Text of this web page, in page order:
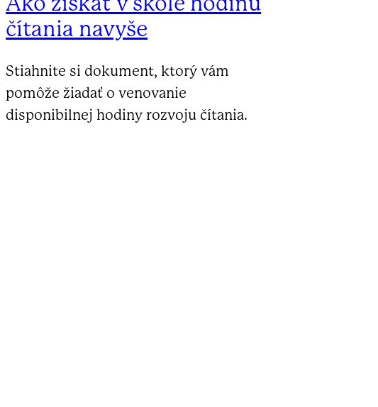
Ako získať v škole hodinu
čítania navyše
Stiahnite si dokument, ktorý vám
pomôže žiadať o venovanie
disponibilnej hodiny rozvoju čítania.